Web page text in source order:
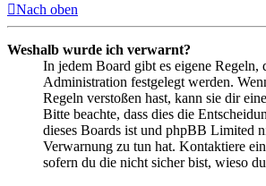
Nach oben
Weshalb wurde ich verwarnt?
In jedem Board gibt es eigene Regeln,
Administration festgelegt werden.
Regeln verstoßen hast, kann sie dir
Bitte beachte, dass dies die
dieses Boards ist und phpBB Limited
Verwarnung zu tun hat. Kontaktiere
sofern du die nicht sicher bist, wieso